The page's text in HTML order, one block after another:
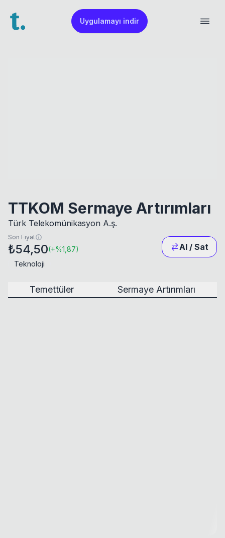
Uygulamayı indir
TTKOM Sermaye Artırımları
Türk Telekomünikasyon A.ş.
Son Fiyat
₺54,50(+%1,87) Al / Sat
Teknoloji
Temettüler Sermaye Artırımları